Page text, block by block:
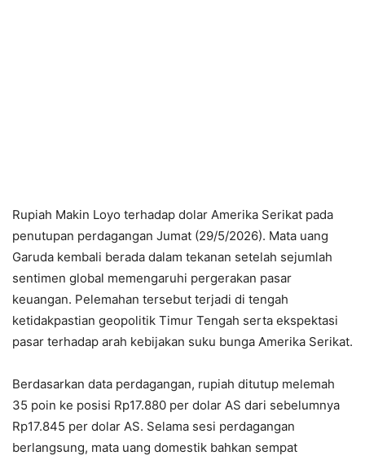
Rupiah Makin Loyo terhadap dolar Amerika Serikat pada
penutupan perdagangan Jumat (29/5/2026). Mata uang
Garuda kembali berada dalam tekanan setelah sejumlah
sentimen global memengaruhi pergerakan pasar
keuangan. Pelemahan tersebut terjadi di tengah
ketidakpastian geopolitik Timur Tengah serta ekspektasi
pasar terhadap arah kebijakan suku bunga Amerika Serikat.
Berdasarkan data perdagangan, rupiah ditutup melemah
35 poin ke posisi Rp17.880 per dolar AS dari sebelumnya
Rp17.845 per dolar AS. Selama sesi perdagangan
berlangsung, mata uang domestik bahkan sempat